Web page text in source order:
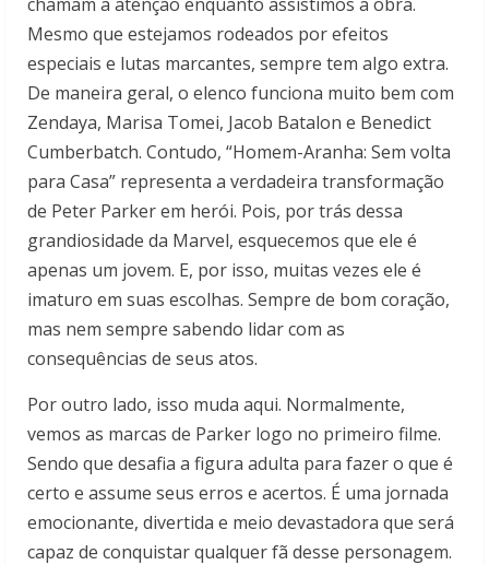
Mesmo que estejamos rodeados por efeitos
especiais e lutas marcantes, sempre tem algo extra.
De maneira geral, o elenco funciona muito bem com
Zendaya, Marisa Tomei, Jacob Batalon e Benedict
Cumberbatch. Contudo, “Homem-Aranha: Sem volta
para Casa” representa a verdadeira transformação
de Peter Parker em herói. Pois, por trás dessa
grandiosidade da Marvel, esquecemos que ele é
apenas um jovem. E, por isso, muitas vezes ele é
imaturo em suas escolhas. Sempre de bom coração,
mas nem sempre sabendo lidar com as
consequências de seus atos.
Por outro lado, isso muda aqui. Normalmente,
vemos as marcas de Parker logo no primeiro filme.
Sendo que desafia a figura adulta para fazer o que é
certo e assume seus erros e acertos. É uma jornada
emocionante, divertida e meio devastadora que será
capaz de conquistar qualquer fã desse personagem.